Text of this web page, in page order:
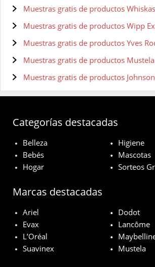
Muestras gratis de productos Whiskas
Muestras gratis de productos Wipp
Muestras gratis de productos Yves
Muestras gratis de productos Mustela
Muestras gratis de productos
Categorías destacadas
Belleza
Higiene
Bebés
Mascotas
Hogar
Sorteos
Marcas destacadas
Ariel
Dodot
Evax
Lancôme
L’Oréal
Suavinex
Mustela